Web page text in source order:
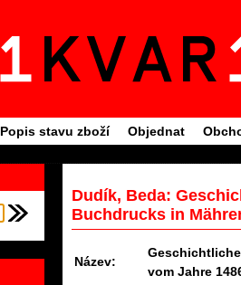
Popis stavu zboží Objednat
Dudík, Beda:
Buchdrucks in
Název:
vom Jahre